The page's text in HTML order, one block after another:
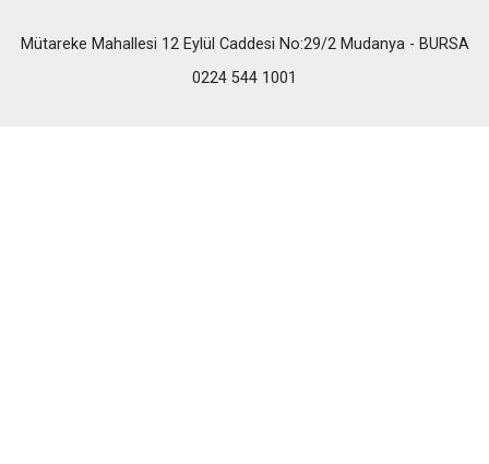
Mütareke Mahallesi 12 Eylül Caddesi No:29/2 Mudanya - BURSA
0224 544 1001